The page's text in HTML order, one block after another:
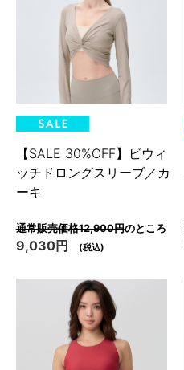
【SALE 30%OFF】ビウィ
ッチドロングスリーブ／カ
ーキ
通常販売価格12,900円のところ
9,030円 (税込)